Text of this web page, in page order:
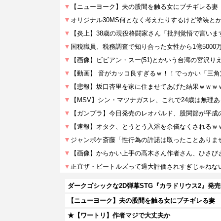
ダークゴシックな2D弾幕STG『カラドリウス2』発
【ニューヨーク】夫の股間を触る女にブチギレる妻
★【ワートリ】作者マジで大丈夫か